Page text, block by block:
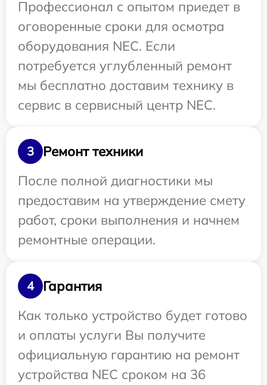
Профессионал с опытом приедет в
оговоренные сроки для осмотра
оборудования NEC. Если
потребуется углубленный ремонт
мы бесплатно доставим технику в
сервис в сервисный центр NEC.
3
Ремонт техники
После полной диагностики мы
предоставим на утверждение смету
работ, сроки выполнения и начнем
ремонтные операции.
4
Гарантия
Как только устройство будет готово
и оплаты услуги Вы получите
официальную гарантию на ремонт
устройства NEC сроком на 36